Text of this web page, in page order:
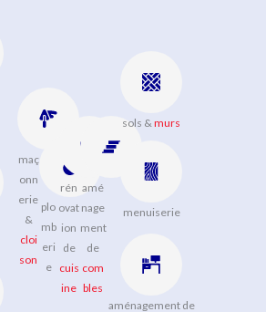
maç
onn
erie
&
cloi
son
plo
mb
eri
e
rén
ovat
ion
de
cuis
ine
amé
nage
ment
de
com
bles
sols & murs
menuiserie
aménagement de